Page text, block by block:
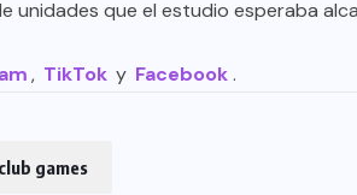
unidades que el estudio esperaba
, TikTok y Facebook.
games